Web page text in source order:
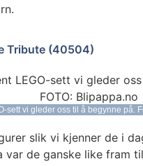
Tribute (40504)
sett vi gleder oss til å begynne på.
slik vi kjenner de i
var de ganske like fram